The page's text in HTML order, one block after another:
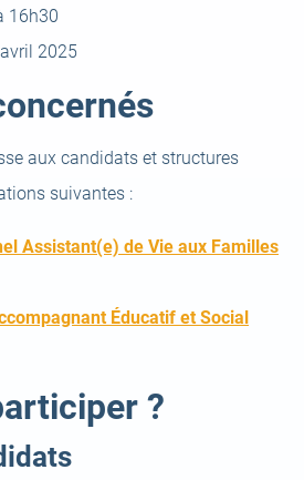
16h30
2025
aux candidats et structures
suivantes :
Assistant(e) de Vie aux Familles
Éducatif et Social
?